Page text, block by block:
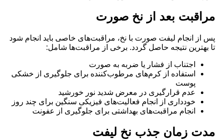
مراقبت بعد از نخ صورت
پس از انجام لیفت صورت با نخ، مراقبت‌های خاصی باید انجام شود
تا بهترین نتیجه حاصل گردد. برخی از مراقبت‌ها شامل:
اجتناب از فشار یا ضربه به صورت
استفاده از کرم‌های مرطوب‌کننده برای جلوگیری از خشکی
پوست
عدم قرارگیری در معرض شدید نور خورشید
خودداری از انجام فعالیت‌های فیزیکی سنگین برای چند روز
انجام مراقبت‌های بهداشتی برای جلوگیری از عفونت
مدت زمان جذب نخ لیفت